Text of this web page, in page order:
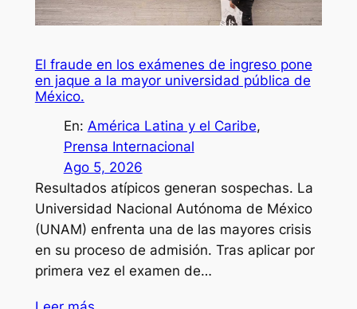
El fraude en los exámenes de ingreso pone
en jaque a la mayor universidad pública de
México.
En: América Latina y el Caribe
Prensa Internacional
Ago 5, 2026
Resultados atípicos generan sospechas. La
Universidad Nacional Autónoma de México
(UNAM) enfrenta una de las mayores crisis
en su proceso de admisión. Tras aplicar por
primera vez el examen de…